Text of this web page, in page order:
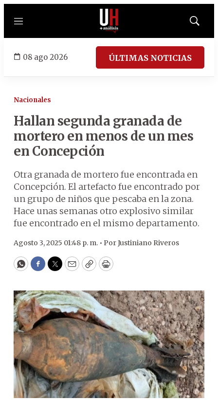
Menú
Mostrar
08 ago 2026 ÚLTIMAS NOTICIAS
Nacionales
Hallan segunda granada de
mortero en menos de un mes
en Concepción
Otra granada de mortero fue encontrada en
Concepción. El artefacto fue encontrado por
un grupo de niños que pescaba en la zona.
Hace unas semanas otro explosivo similar
fue encontrado en el mismo departamento.
Agosto 3, 2025 01:48 p. m. • PorJustiniano Riveros
WhatsApp
Facebook
Twitter
EmailCopyPrint